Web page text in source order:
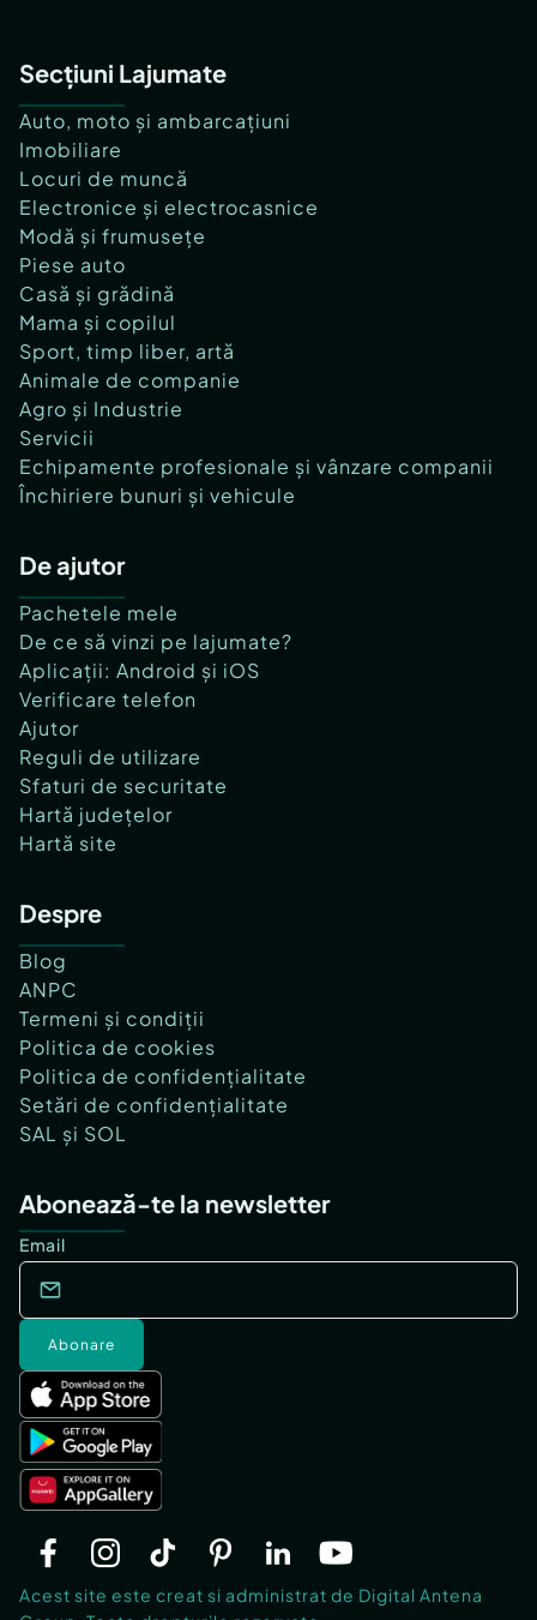
Secțiuni Lajumate
Auto, moto și ambarcațiuni
Imobiliare
Locuri de muncă
Electronice și electrocasnice
Modă și frumusețe
Piese auto
Casă și grădină
Mama și copilul
Sport, timp liber, artă
Animale de companie
Agro și Industrie
Servicii
Echipamente profesionale și vânzare companii
Închiriere bunuri și vehicule
De ajutor
Pachetele mele
De ce să vinzi pe lajumate?
Aplicații: Android și iOS
Verificare telefon
Ajutor
Reguli de utilizare
Sfaturi de securitate
Hartă județelor
Hartă site
Despre
Blog
ANPC
Termeni și condiții
Politica de cookies
Politica de confidențialitate
Setări de confidențialitate
SAL și SOL
Abonează-te la newsletter
Email
Abonare
Acest site este creat si administrat de Digital Antena